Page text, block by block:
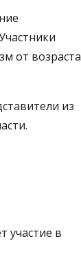
от возраста
из
участие в